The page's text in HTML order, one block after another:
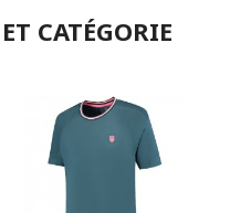
CATÉGORIE